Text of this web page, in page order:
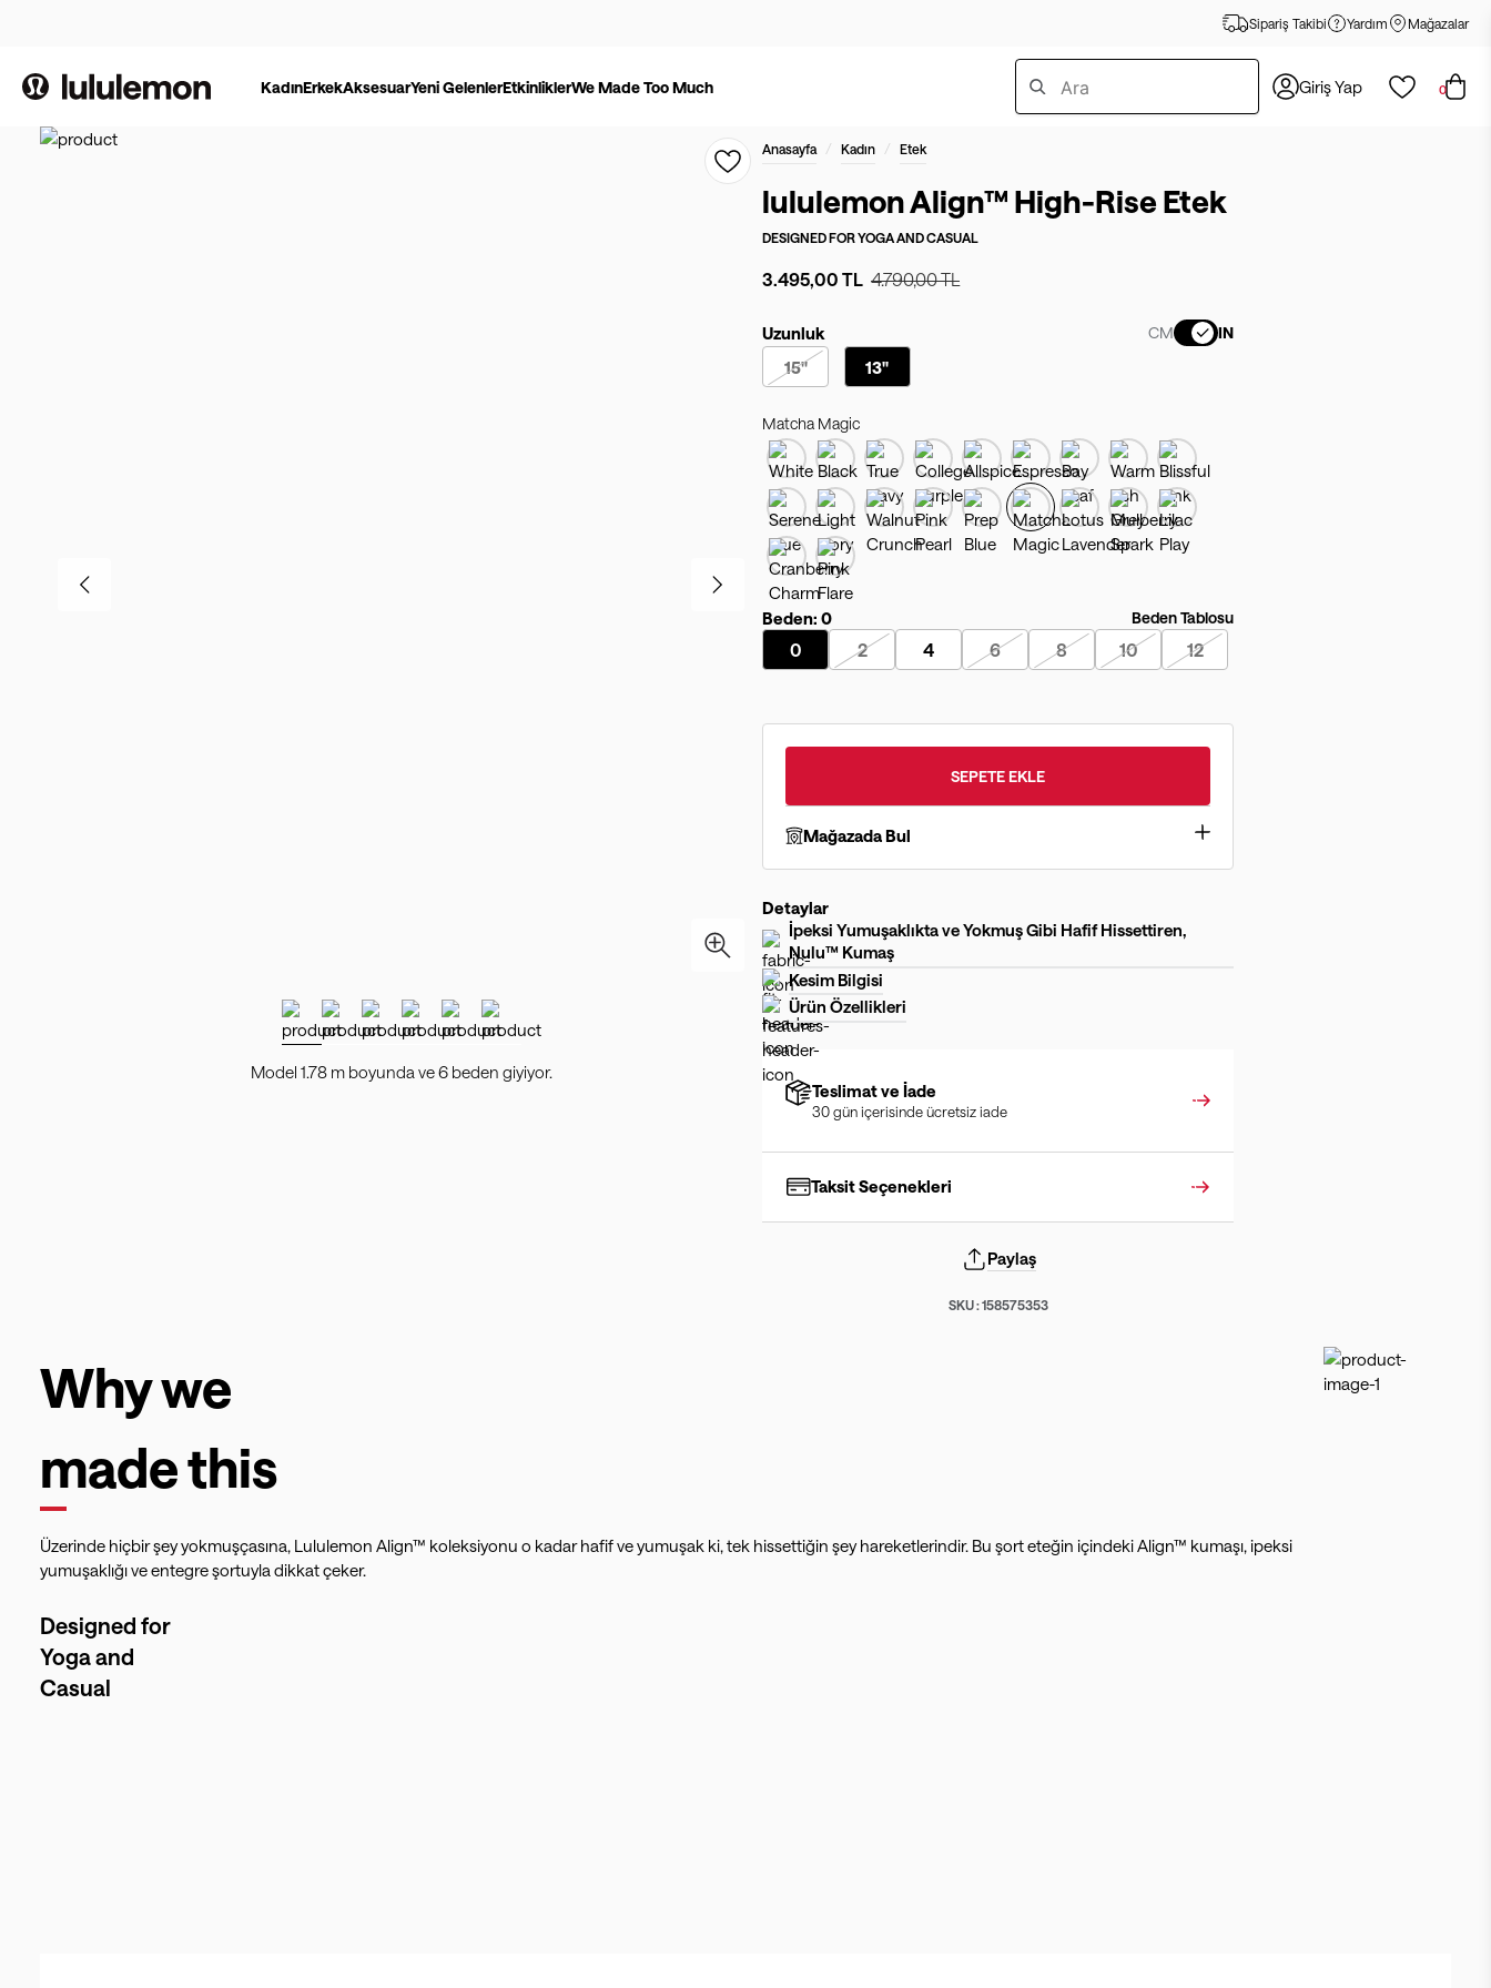
Sipariş Takibi Yardım Mağazalar
KadınErkekAksesuarYeni GelenlerEtkinliklerWe Made Too Much Giriş Yap 0
Model 1.78 m boyunda ve 6 beden giyiyor.
Anasayfa / Kadın / Etek
lululemon Align™ High-Rise Etek
DESIGNED FORYOGA AND CASUAL
3.495,00 TL 4.790,00 TL
Uzunluk CM IN
15" 13"
Matcha Magic
Beden: 0 Beden Tablosu
0 2 4 6 8 10 12
SEPETE EKLE
Mağazada Bul
Detaylar
İpeksi Yumuşaklıkta ve Yokmuş Gibi Hafif Hissettiren,
Nulu™ Kumaş
Kesim Bilgisi
Ürün Özellikleri
Teslimat ve İade
30 gün içerisinde ücretsiz iade
Taksit Seçenekleri
Paylaş
SKU :158575353
Why we
made this
Üzerinde hiçbir şey yokmuşçasına, Lululemon Align™ koleksiyonu o kadar hafif ve yumuşak ki, tek hissettiğin şey hareketlerindir. Bu şort eteğin içindeki Align™ kumaşı, ipeksi
yumuşaklığı ve entegre şortuyla dikkat çeker.
Designed for
Yoga and
Casual